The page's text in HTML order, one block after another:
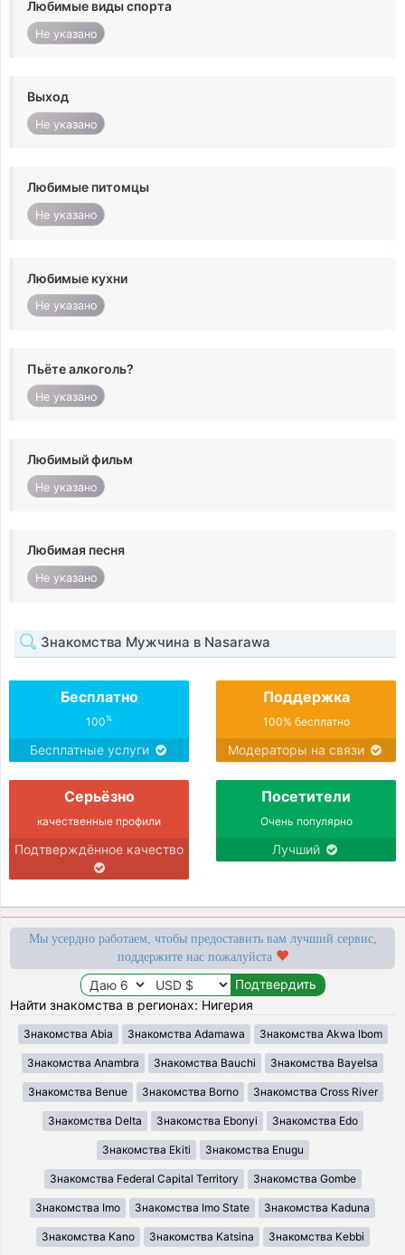
Любимые виды спорта
Не указано
Выход
Не указано
Любимые питомцы
Не указано
Любимые кухни
Не указано
Пьёте алкоголь?
Не указано
Любимый фильм
Не указано
Любимая песня
Не указано
Знакомства Мужчина в Nasarawa
Бесплатно
100%
Бесплатные услуги
Поддержка
100% бесплатно
Модераторы на связи
Серьёзно
качественные профили
Подтверждённое качество
Посетители
Очень популярно
Лучший
Мы усердно работаем, чтобы предоставить вам лучший сервис,
поддержите нас пожалуйста
Найти знакомства в регионах: Нигерия
Знакомства Abia Знакомства Adamawa Знакомства Akwa Ibom
Знакомства Anambra Знакомства Bauchi Знакомства Bayelsa
Знакомства Benue Знакомства Borno Знакомства Cross River
Знакомства Delta Знакомства Ebonyi Знакомства Edo
Знакомства Ekiti Знакомства Enugu
Знакомства Federal Capital Territory Знакомства Gombe
Знакомства Imo Знакомства Imo State Знакомства Kaduna
Знакомства Kano Знакомства Katsina Знакомства Kebbi